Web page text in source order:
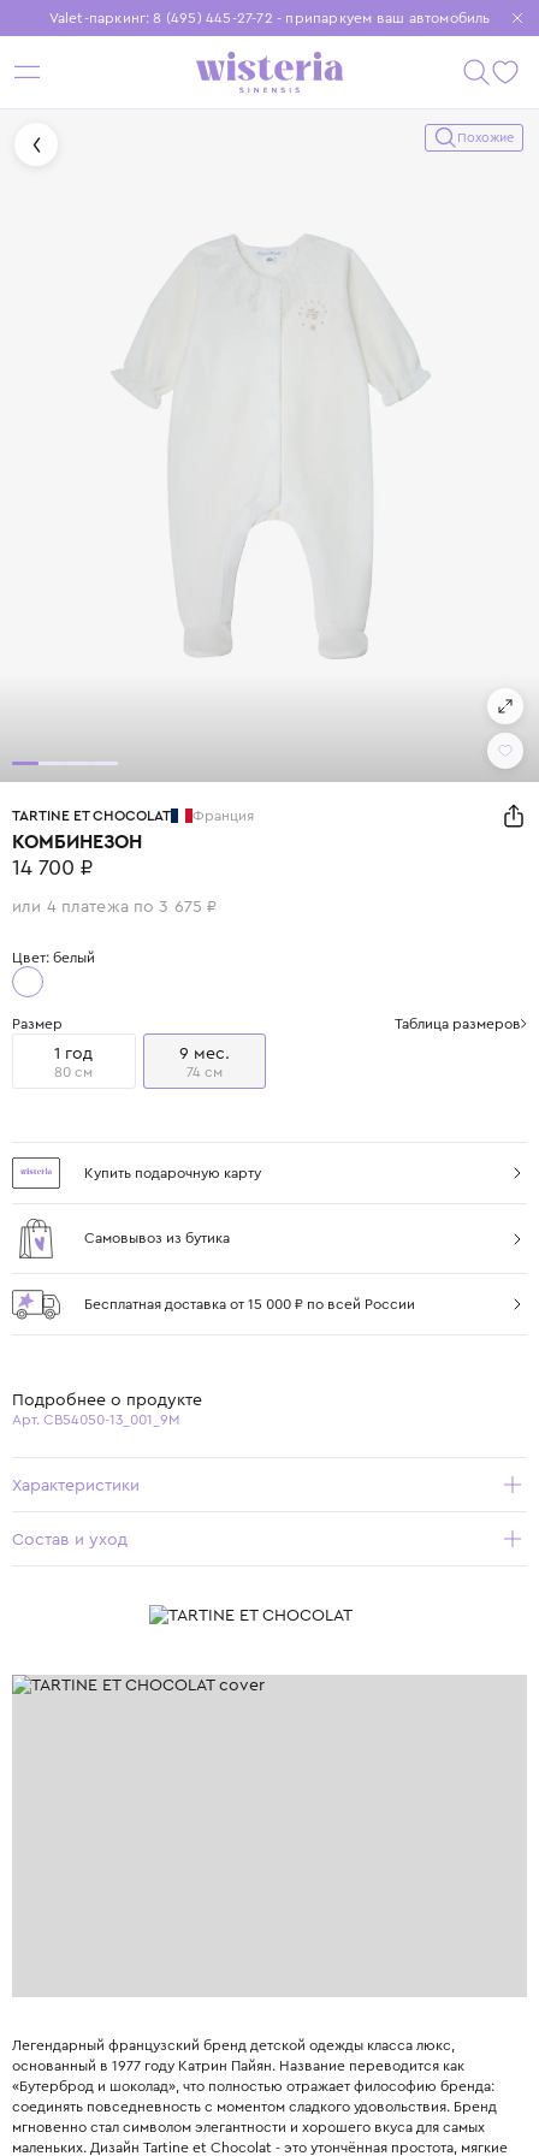
Valet-паркинг: 8 (495) 445-27-72 - припаркуем ваш автомобиль
Бесплатная доставка при заказе от 15 000 ₽
Установите приложение, чтобы покупки были еще удобнее
Похожие
TARTINE ET CHOCOLAT Франция
КОМБИНЕЗОН
14 700 ₽
или 4 платежа по 3 675 ₽
Цвет: белый
Размер Таблица размеров
1 год
80 см
9 мес.
74 см
Купить подарочную карту
Самовывоз из бутика
Бесплатная доставка от 15 000 ₽ по всей России
Подробнее о продукте
Арт. CB54050-13_001_9M
Характеристики
Состав и уход
Легендарный французский бренд детской одежды класса люкс,
основанный в 1977 году Катрин Пайян. Название переводится как
«Бутерброд и шоколад», что полностью отражает философию бренда:
соединять повседневность с моментом сладкого удовольствия. Бренд
мгновенно стал символом элегантности и хорошего вкуса для самых
маленьких. Дизайн Tartine et Chocolat - это утончённая простота, мягкие